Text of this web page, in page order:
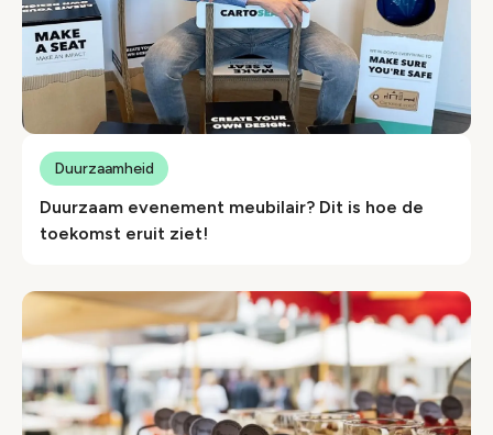
Duurzaam evenement meubilair? Dit is hoe de
toekomst eruit ziet!
Duurzaamheid